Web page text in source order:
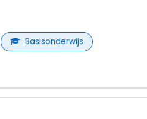
Basisonderwijs